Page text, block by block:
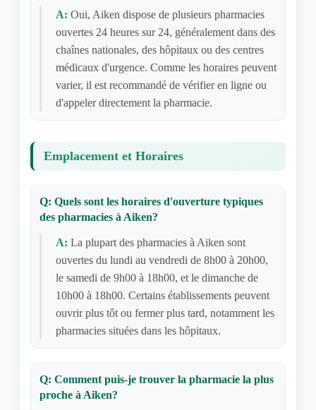
A: Oui, Aiken dispose de plusieurs pharmacies
ouvertes 24 heures sur 24, généralement dans des
chaînes nationales, des hôpitaux ou des centres
médicaux d'urgence. Comme les horaires peuvent
varier, il est recommandé de vérifier en ligne ou
d'appeler directement la pharmacie.
Emplacement et Horaires
Q: Quels sont les horaires d'ouverture typiques
des pharmacies à Aiken?
A: La plupart des pharmacies à Aiken sont
ouvertes du lundi au vendredi de 8h00 à 20h00,
le samedi de 9h00 à 18h00, et le dimanche de
10h00 à 18h00. Certains établissements peuvent
ouvrir plus tôt ou fermer plus tard, notamment les
pharmacies situées dans les hôpitaux.
Q: Comment puis-je trouver la pharmacie la plus
proche à Aiken?